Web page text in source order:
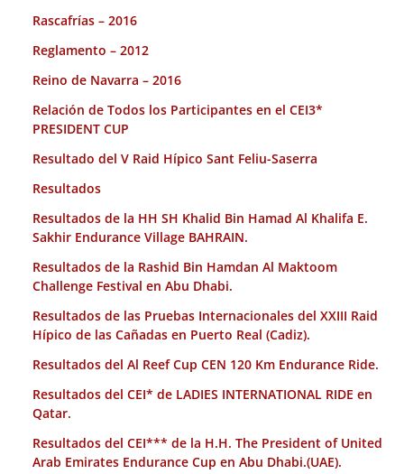
Rascafrías – 2016
Reglamento – 2012
Reino de Navarra – 2016
Relación de Todos los Participantes en el CEI3*
PRESIDENT CUP
Resultado del V Raid Hípico Sant Feliu-Saserra
Resultados
Resultados de la HH SH Khalid Bin Hamad Al Khalifa E.
Sakhir Endurance Village BAHRAIN.
Resultados de la Rashid Bin Hamdan Al Maktoom
Challenge Festival en Abu Dhabi.
Resultados de las Pruebas Internacionales del XXIII Raid
Hípico de las Cañadas en Puerto Real (Cadiz).
Resultados del Al Reef Cup CEN 120 Km Endurance Ride.
Resultados del CEI* de LADIES INTERNATIONAL RIDE en
Qatar.
Resultados del CEI*** de la H.H. The President of United
Arab Emirates Endurance Cup en Abu Dhabi.(UAE).